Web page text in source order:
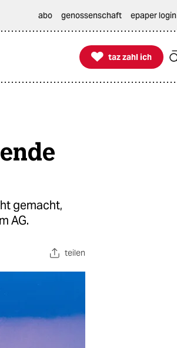
abo genossenschaft epaper login

taz zahl ich
taz zahl ich
gemacht,
AG.
teilen